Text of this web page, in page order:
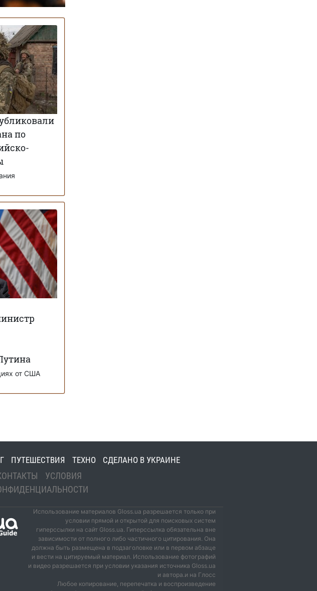
по
от США
ПУТЕШЕСТВИЯ ТЕХНО СДЕЛАНО В УКРАИНЕ
УСЛОВИЯ
Использование материалов Gloss.ua разрешается только при
условии прямой и открытой для поисковых систем
гиперссылки на сайт Gloss.ua. Гиперссылка обязательна вне
зависимости от полного либо частичного цитирования. Она
должна быть размещена в подзаголовке или в первом абзаце
и вести на цитируемый материал. Использование фотографий
и видео разрешается при условии указания источника Gloss.ua
и автора.и на Глосс
Любое копирование, перепечатка и воспроизведение